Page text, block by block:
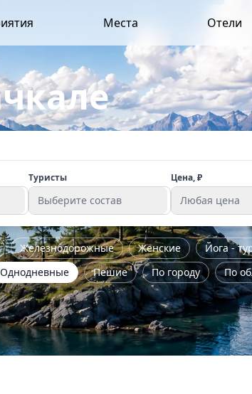
Места Отели
Туристы
Выберите состав
Цена, ₽
Любая цена
Железнодорожные Женские Йога -
Однодневные Пешие По городу По